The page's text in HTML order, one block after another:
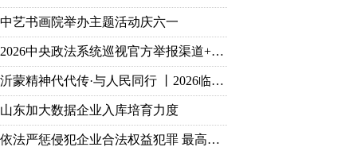
中艺书画院举办主题活动庆六一
2026中央政法系统巡视官方举报渠道+受理范围
沂蒙精神代代传·与人民同行 丨2026临沂市文联新时代文明实践文艺志愿服务主题活动正式启动
山东加大数据企业入库培育力度
依法严惩侵犯企业合法权益犯罪 最高检发布典型案例